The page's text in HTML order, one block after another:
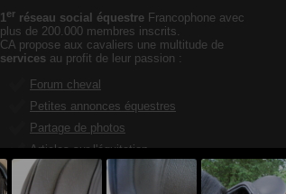
1er réseau social équestre Francophone avec
plus de 200.000 membres inscrits.
CA propose aux cavaliers une multitude de
services au profit de leur passion :
Forum cheval
Petites annonces équestres
Partage de photos
Articles sur l'équitation